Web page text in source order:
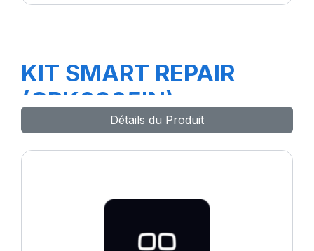
KIT SMART REPAIR
(CRK0305IN)
Détails du Produit